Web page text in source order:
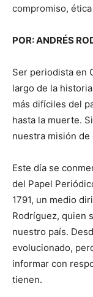
compromiso,
POR: ANDRÉS
Ser periodista en
largo de la
más difíciles del
hasta la muerte.
nuestra misión
Este día se
del Papel
1791, un medio
Rodríguez, quien
nuestro país.
evolucionado,
informar con
tienen.